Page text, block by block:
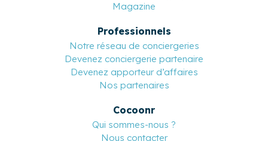
Magazine
Professionnels
Notre réseau de conciergeries
Devenez conciergerie partenaire
Devenez apporteur d’affaires
Nos partenaires
Cocoonr
Qui sommes-nous ?
Nous contacter